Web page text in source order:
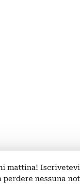
mattina!
nessuna